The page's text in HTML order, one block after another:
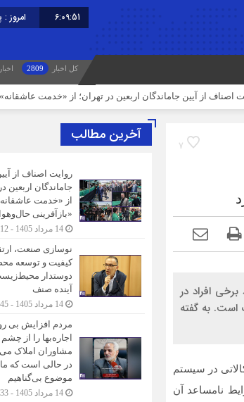
6:09:52 امروز :
کل اخبار 2809
از آیین جاماندگان اربعین در تهران؛ از «خدمت عاشقانه» تا
7
افراد در
است. به گفته
در سیستم
نامساعد آن
آخرین مطالب
روایت اصناف از
جاماندگان اربعین
از «خدمت
«بازآفرینی
نوسازی صنعت،
کیفیت و توسعه
دوستدار
آینده صنف
مردم افزایش بی
اجاره‌بها را از چشم
مشاوران املاک
در حالی است که ما
موضوع بی‌گناهیم